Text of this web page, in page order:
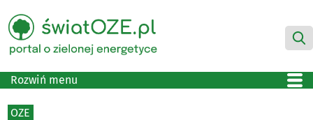
Rozwiń menu
OZE